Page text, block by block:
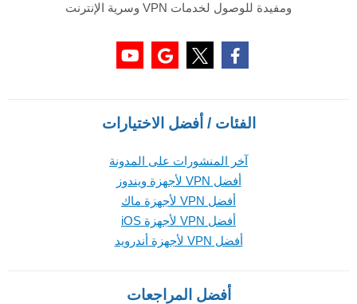
ومفيدة للوصول لخدمات VPN وسرية الإنترنت
الفئات / أفضل الاختيارات
آخر المنشورات على المدونة
أفضل VPN لأجهزة ويندوز
أفضل VPN لأجهزة ماك
أفضل VPN لأجهزة iOS
أفضل VPN لأجهزة أندرويد
أفضل المراجعات